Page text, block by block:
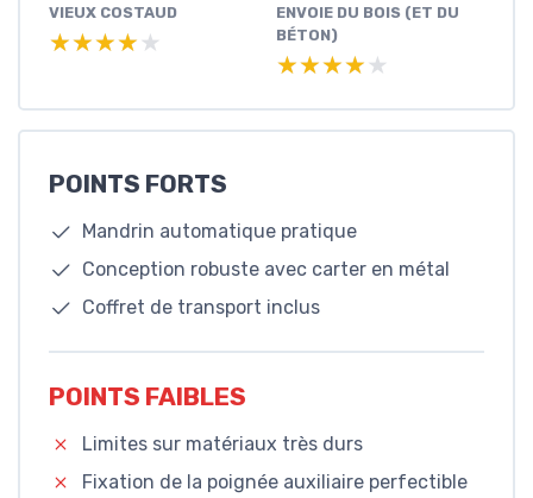
VIEUX COSTAUD
★★★★★
★★★★★
ENVOIE DU BOIS (ET DU
BÉTON)
★★★★★
★★★★★
POINTS FORTS
Mandrin automatique pratique
Conception robuste avec carter en métal
Coffret de transport inclus
POINTS FAIBLES
Limites sur matériaux très durs
Fixation de la poignée auxiliaire perfectible